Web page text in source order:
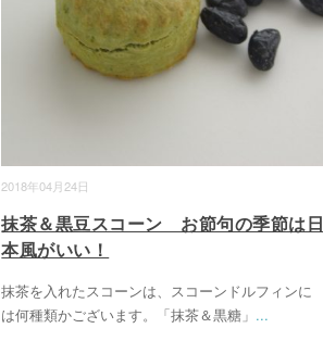
2018年04月24日
抹茶＆黒豆スコーン お節句の季節は日
本風がいい！
抹茶を入れたスコーンは、スコーンドルフィンに
は何種類かございます。「抹茶＆黒糖」 ...